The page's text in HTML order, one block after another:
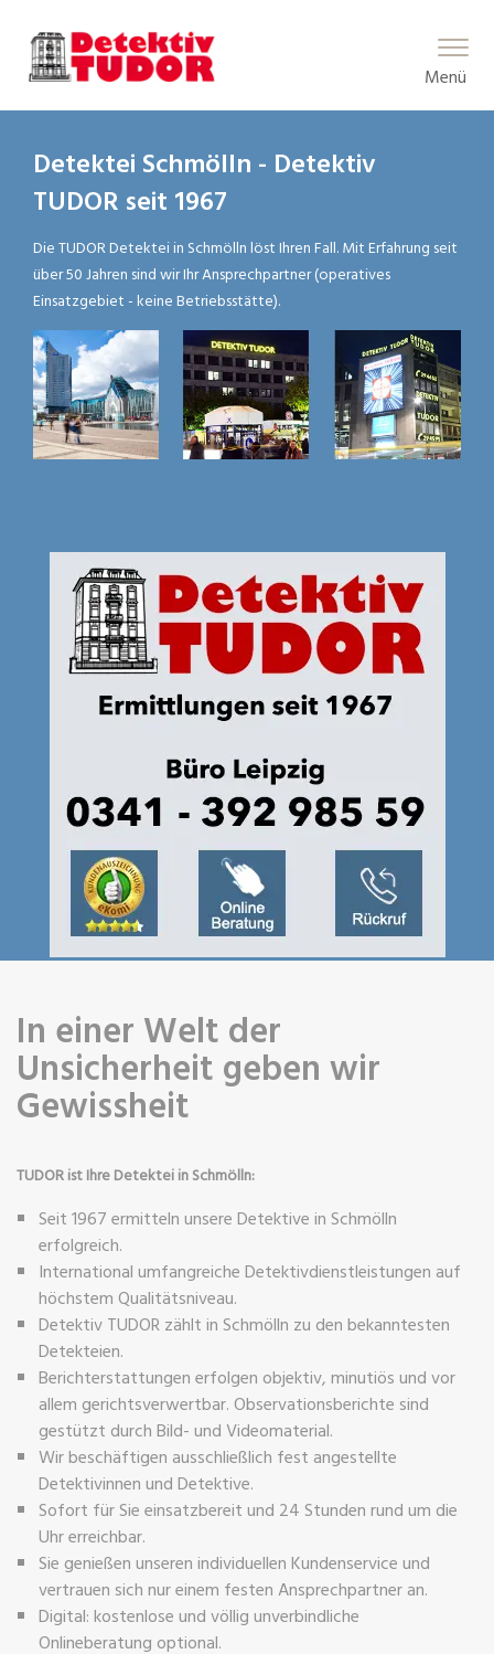
Main Menu
Menü
Detektei Schmölln - Detektiv
TUDOR seit 1967
Die TUDOR Detektei in Schmölln löst Ihren Fall. Mit Erfahrung seit
über 50 Jahren sind wir Ihr Ansprechpartner (operatives
Einsatzgebiet - keine Betriebsstätte).
In einer Welt der
Unsicherheit geben wir
Gewissheit
TUDOR ist Ihre Detektei in Schmölln:
Seit 1967 ermitteln unsere Detektive in Schmölln
erfolgreich.
International umfangreiche Detektivdienstleistungen auf
höchstem Qualitätsniveau.
Detektiv TUDOR zählt in Schmölln zu den bekanntesten
Detekteien.
Berichterstattungen erfolgen objektiv, minutiös und vor
allem gerichtsverwertbar. Observationsberichte sind
gestützt durch Bild- und Videomaterial.
Wir beschäftigen ausschließlich fest angestellte
Detektivinnen und Detektive.
Sofort für Sie einsatzbereit und 24 Stunden rund um die
Uhr erreichbar.
Sie genießen unseren individuellen Kundenservice und
vertrauen sich nur einem festen Ansprechpartner an.
Digital: kostenlose und völlig unverbindliche
Onlineberatung optional.